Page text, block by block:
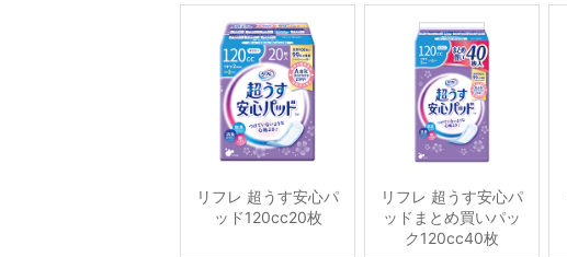
リフレ 超うす安心パ
ッド120cc20枚
リフレ 超うす安心パ
ッドまとめ買いパッ
ク120cc40枚